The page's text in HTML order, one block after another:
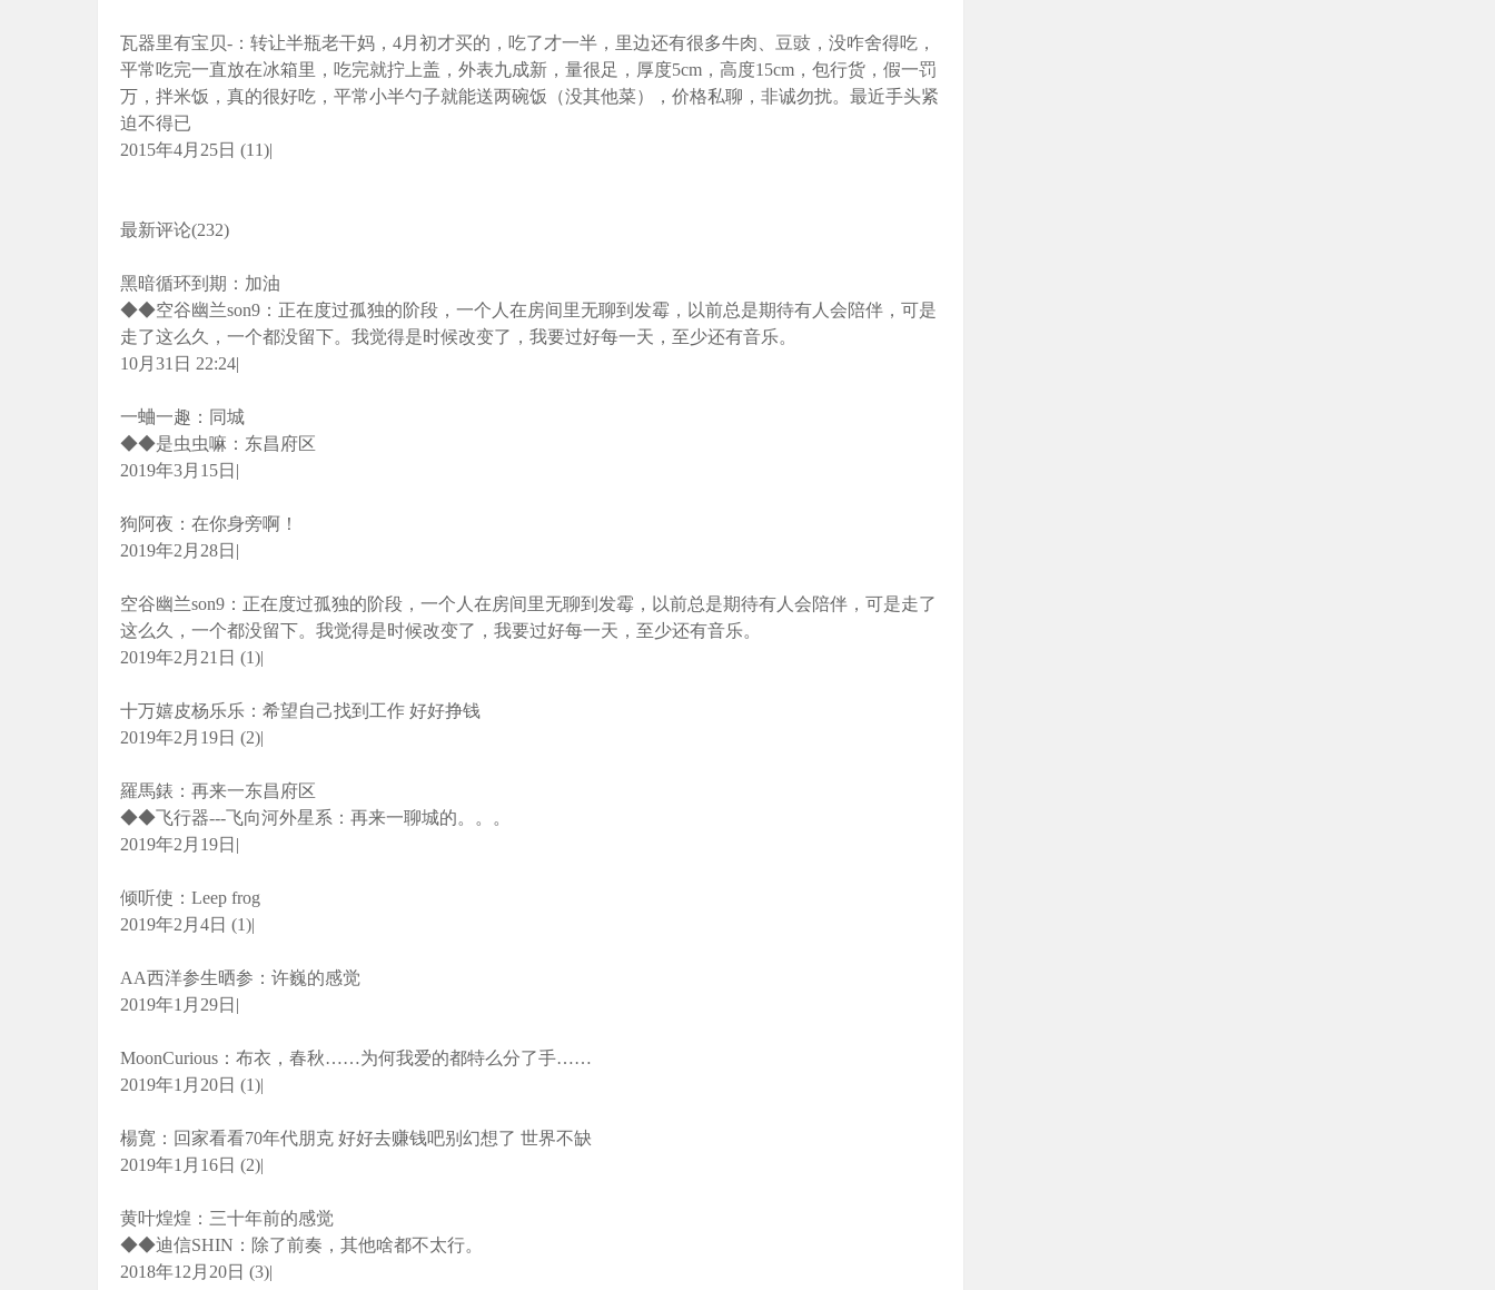
瓦器里有宝贝-：转让半瓶老干妈，4月初才买的，吃了才一半，里边还有很多牛肉、豆豉，没咋舍得吃，
平常吃完一直放在冰箱里，吃完就拧上盖，外表九成新，量很足，厚度5cm，高度15cm，包行货，假一罚
万，拌米饭，真的很好吃，平常小半勺子就能送两碗饭（没其他菜），价格私聊，非诚勿扰。最近手头紧
迫不得已
2015年4月25日 (11)|
最新评论(232)
黑暗循环到期：加油
◆◆空谷幽兰son9：正在度过孤独的阶段，一个人在房间里无聊到发霉，以前总是期待有人会陪伴，可是
走了这么久，一个都没留下。我觉得是时候改变了，我要过好每一天，至少还有音乐。
10月31日 22:24|
一蛐一趣：同城
◆◆是虫虫嘛：东昌府区
2019年3月15日|
狗阿夜：在你身旁啊！
2019年2月28日|
空谷幽兰son9：正在度过孤独的阶段，一个人在房间里无聊到发霉，以前总是期待有人会陪伴，可是走了
这么久，一个都没留下。我觉得是时候改变了，我要过好每一天，至少还有音乐。
2019年2月21日 (1)|
十万嬉皮杨乐乐：希望自己找到工作 好好挣钱
2019年2月19日 (2)|
羅馬錶：再来一东昌府区
◆◆飞行器---飞向河外星系：再来一聊城的。。。
2019年2月19日|
倾听使：Leep frog
2019年2月4日 (1)|
AA西洋参生晒参：许巍的感觉
2019年1月29日|
MoonCurious：布衣，春秋……为何我爱的都特么分了手……
2019年1月20日 (1)|
楊寛：回家看看70年代朋克 好好去赚钱吧别幻想了 世界不缺
2019年1月16日 (2)|
黄叶煌煌：三十年前的感觉
◆◆迪信SHIN：除了前奏，其他啥都不太行。
2018年12月20日 (3)|